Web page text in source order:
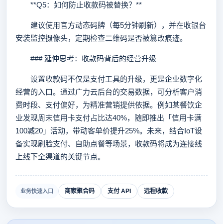
**Q5：如何防止收款码被替换？**
建议使用官方动态码牌（每5分钟刷新），并在收银台
安装监控摄像头，定期检查二维码是否被篡改痕迹。
### 延伸思考：收款码背后的经营升级
设置收款码不仅是支付工具的升级，更是企业数字化
经营的入口。通过广力云后台的交易数据，可分析客户消
费时段、支付偏好，为精准营销提供依据。例如某餐饮企
业发现周末信用卡支付占比达40%，随即推出「信用卡满
100减20」活动，带动客单价提升25%。未来，结合IoT设
备实现刷脸支付、自助点餐等场景，收款码将成为连接线
上线下全渠道的关键节点。
业务快速入口 商家聚合码 支付 API 远程收款